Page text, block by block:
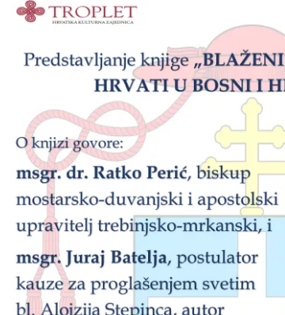
CNAK
Kad se nasilje pretvara u optužnicu